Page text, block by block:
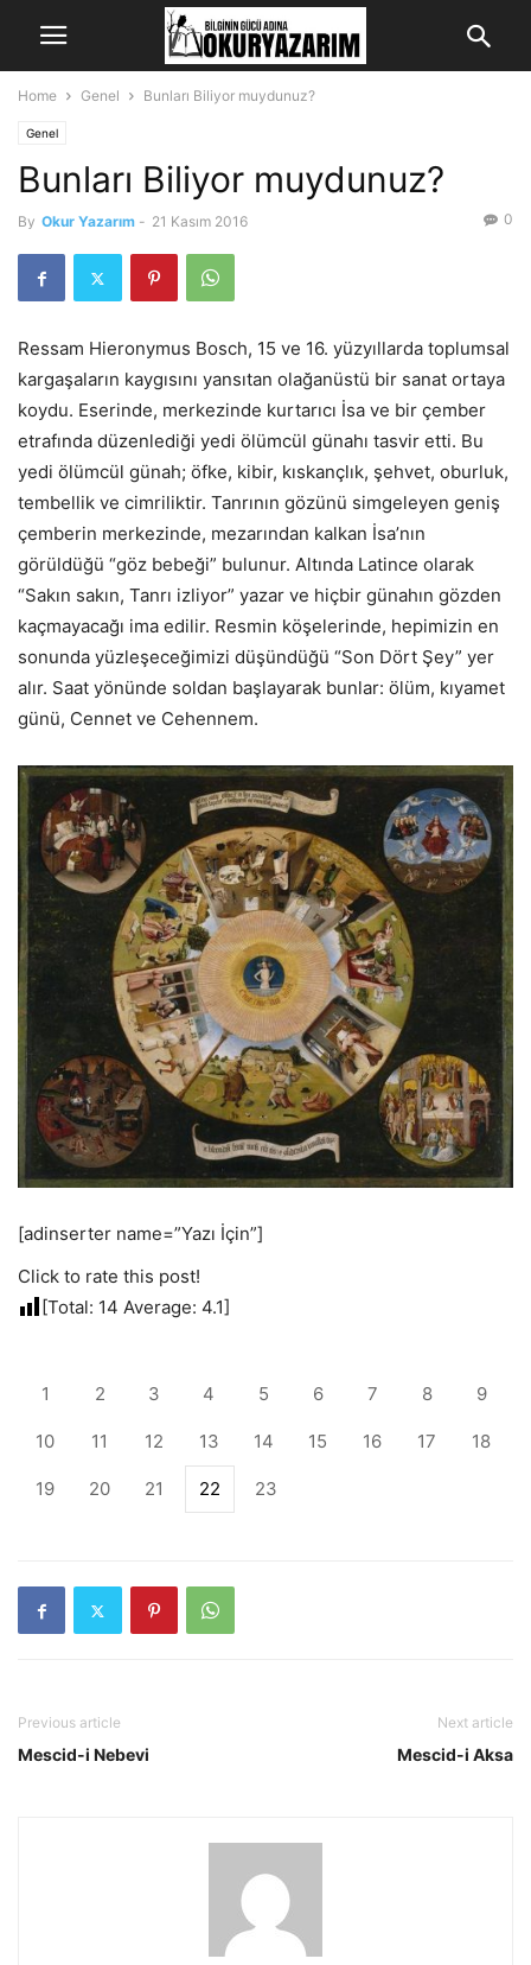
Home Genel Bunları Biliyor muydunuz?
Genel
Bunları Biliyor muydunuz?
By Okur Yazarım - 21 Kasım 2016 0
Ressam Hieronymus Bosch, 15 ve 16. yüzyıllarda toplumsal
kargaşaların kaygısını yansıtan olağanüstü bir sanat ortaya
koydu. Eserinde, merkezinde kurtarıcı İsa ve bir çember
etrafında düzenlediği yedi ölümcül günahı tasvir etti. Bu
yedi ölümcül günah; öfke, kibir, kıskançlık, şehvet, oburluk,
tembellik ve cimriliktir. Tanrının gözünü simgeleyen geniş
çemberin merkezinde, mezarından kalkan İsa’nın
görüldüğü “göz bebeği” bulunur. Altında Latince olarak
“Sakın sakın, Tanrı izliyor” yazar ve hiçbir günahın gözden
kaçmayacağı ima edilir. Resmin köşelerinde, hepimizin en
sonunda yüzleşeceğimizi düşündüğü “Son Dört Şey” yer
alır. Saat yönünde soldan başlayarak bunlar: ölüm, kıyamet
günü, Cennet ve Cehennem.
[adinserter name=”Yazı İçin”]
Click to rate this post!
[Total: 14 Average: 4.1]
1 2 3 4 5 6 7 8 9
10 11 12 13 14 15 16 17 18
19 20 21 22 23
Previous article
Mescid-i Nebevi
Next article
Mescid-i Aksa